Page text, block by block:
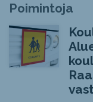
Poimintoja